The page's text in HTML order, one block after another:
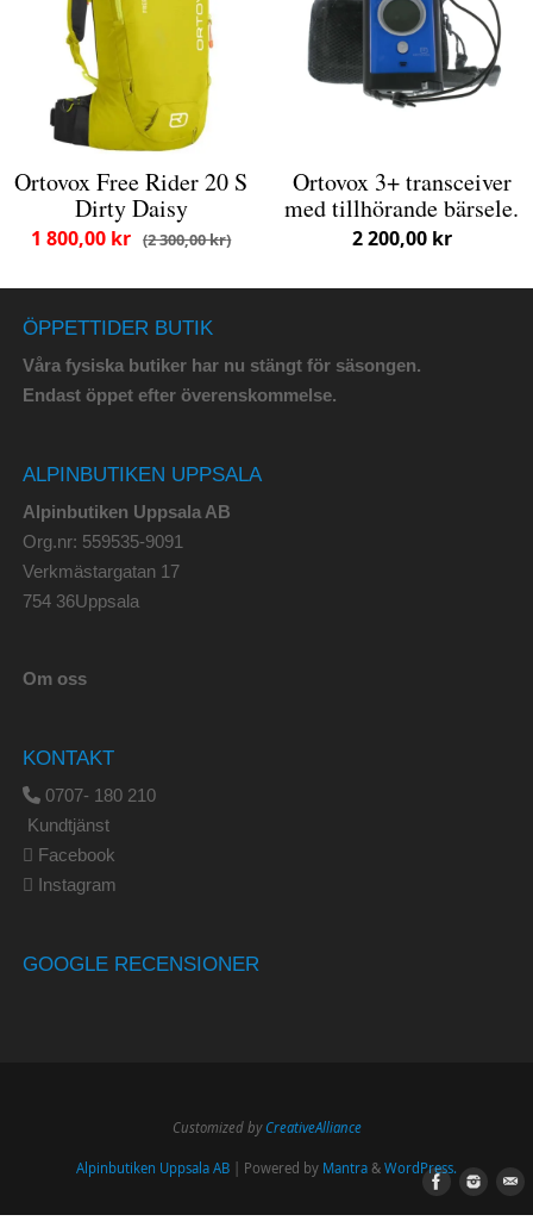
Ortovox Free Rider 20 S
Dirty Daisy
2 300,00 kr
1 800,00 kr
Ortovox 3+ transceiver
med tillhörande bärsele.
2 200,00 kr
ÖPPETTIDER BUTIK
Våra fysiska butiker har nu stängt för säsongen.
Endast öppet efter överenskommelse.
ALPINBUTIKEN UPPSALA
Alpinbutiken Uppsala AB
Org.nr: 559535-9091
Verkmästargatan 17
754 36Uppsala
Om oss
KONTAKT
0707- 180 210
Kundtjänst
Facebook
Instagram
GOOGLE RECENSIONER
Customized byCreativeAlliance
Alpinbutiken Uppsala AB | Powered by Mantra & WordPress.